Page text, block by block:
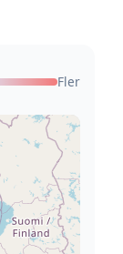
Fler